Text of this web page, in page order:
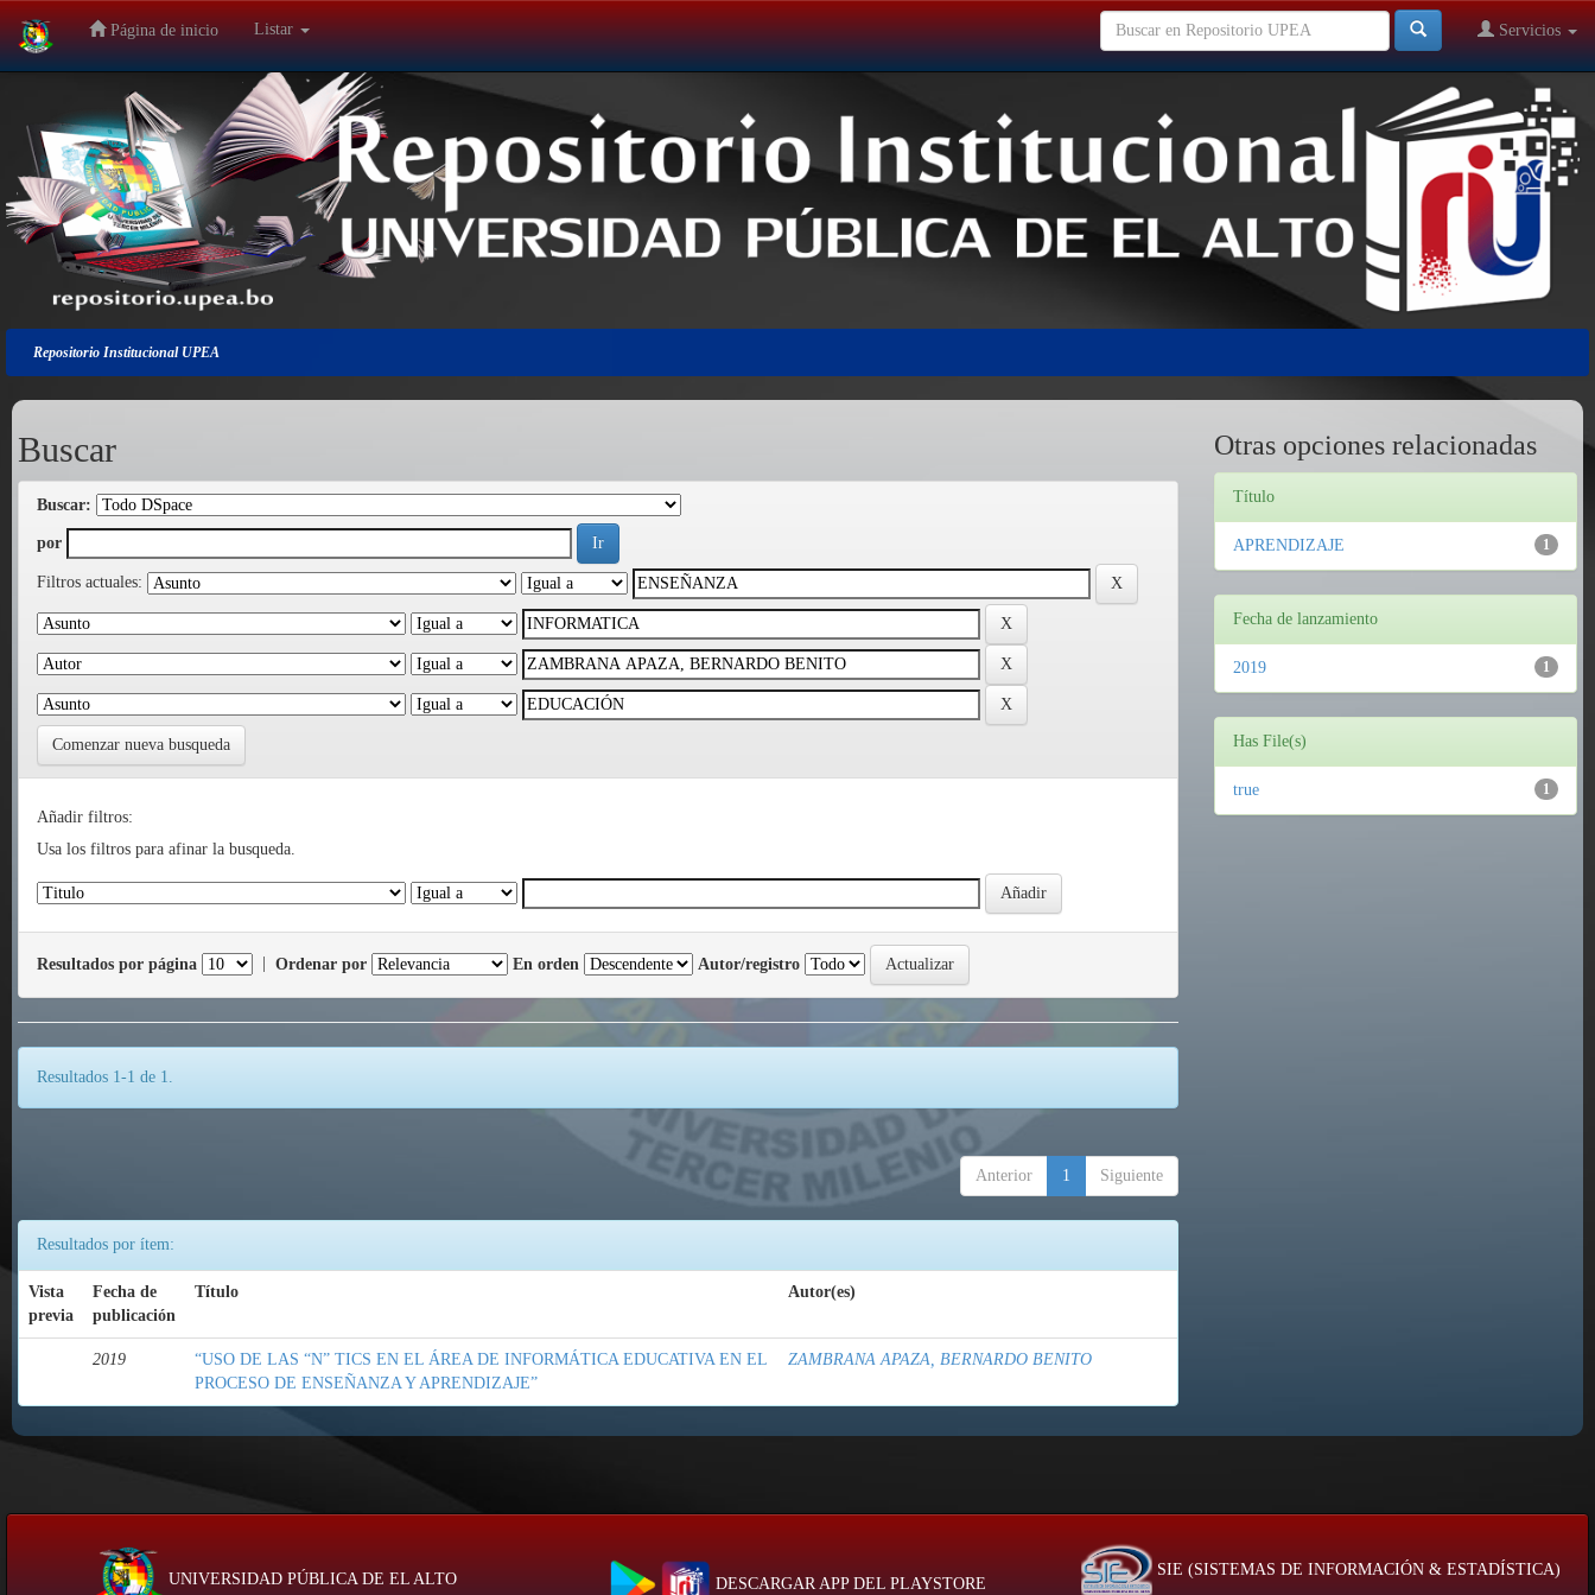
Salir
navegación
Página de inicio Listar Servicios
Repositorio Institucional UPEA
Buscar
Buscar:
por
Filtros actuales:
Comenzar nueva busqueda
Añadir filtros:
Usa los filtros para afinar la busqueda.
Resultados por página Ordenar por En orden Autor/registro
Resultados 1-1 de 1.
Anterior 1 Siguiente
Resultados por ítem:
Vista
previa
Fecha de
publicación
Título Autor(es)
2019
“USO DE LAS “N” TICS EN EL ÁREA DE INFORMÁTICA EDUCATIVA EN EL
PROCESO DE ENSEÑANZA Y APRENDIZAJE”
ZAMBRANA APAZA, BERNARDO BENITO
Otras opciones relacionadas
Título
1
APRENDIZAJE
Fecha de lanzamiento
1
2019
Has File(s)
1
true
UNIVERSIDAD PÚBLICA DE EL ALTO DESCARGAR APP DEL PLAYSTORE
SIE (SISTEMAS DE INFORMACIÓN & ESTADÍSTICA)